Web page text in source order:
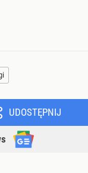
UDOSTĘPNIJ